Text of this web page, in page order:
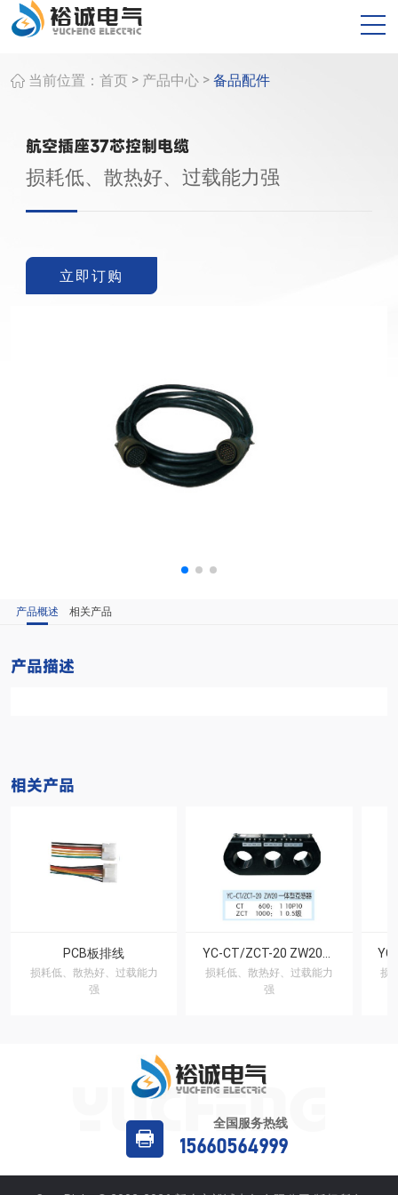
当前位置： 首页 > 产品中心 > 备品配件
航空插座37芯控制电缆
损耗低、散热好、过载能力强
立即订购
产品概述 相关产品
产品描述
相关产品
PCB板排线
损耗低、散热好、过载能力
强
损耗低、散热好、过载能力
强
损
全国服务热线
15660564999